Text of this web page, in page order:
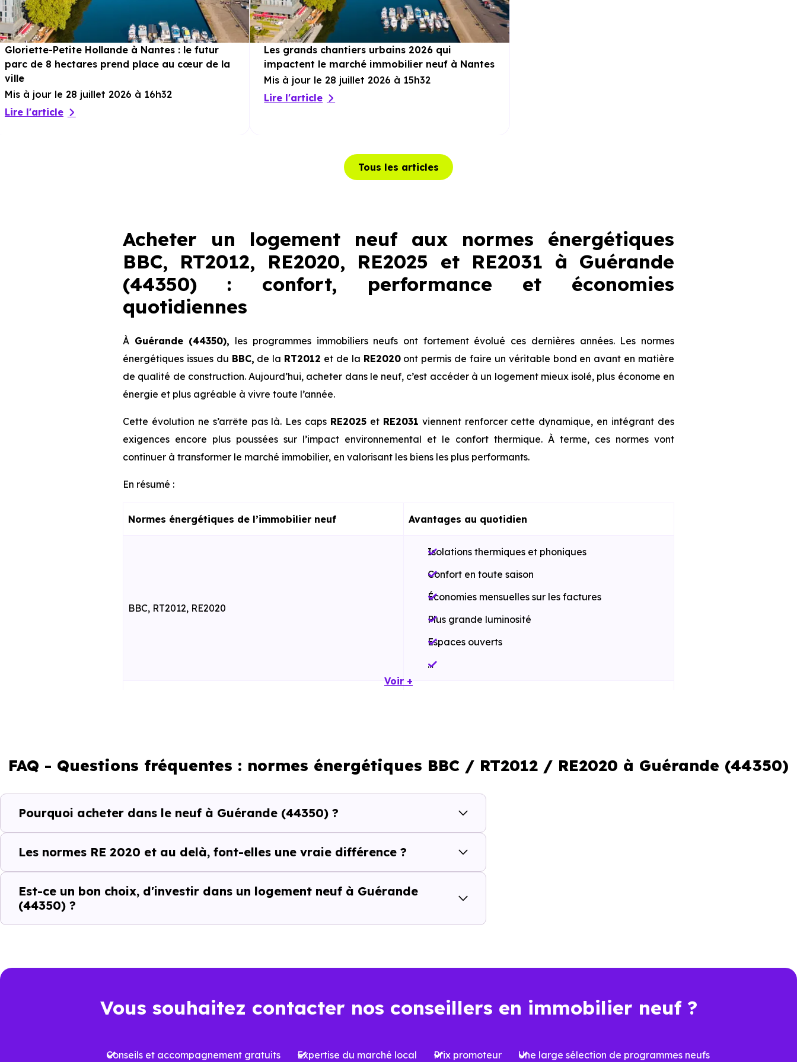
Gloriette-Petite Hollande à Nantes : le futur
parc de 8 hectares prend place au cœur de la
ville
Mis à jour le 28 juillet 2026 à 16h32
Lire l'article
Les grands chantiers urbains 2026 qui
impactent le marché immobilier neuf à Nantes
Mis à jour le 28 juillet 2026 à 15h32
Lire l'article
Tous les articles
Acheter un logement neuf aux normes énergétiques
BBC, RT2012, RE2020, RE2025 et RE2031 à Guérande
(44350) : confort, performance et économies
quotidiennes
À Guérande (44350), les programmes immobiliers neufs ont fortement évolué ces dernières années. Les normes
énergétiques issues du BBC, de la RT2012 et de la RE2020ont permis de faire un véritable bond en avant en matière
de qualité de construction. Aujourd’hui, acheter dans le neuf, c’est accéder à un logement mieux isolé, plus économe en
énergie et plus agréable à vivre toute l’année.
Cette évolution ne s’arrête pas là. Les caps RE2025 et RE2031 viennent renforcer cette dynamique, en intégrant des
exigences encore plus poussées sur l’impact environnemental et le confort thermique. À terme, ces normes vont
continuer à transformer le marché immobilier, en valorisant les biens les plus performants.
En résumé :
Normes énergétiques de l’immobilier neuf Avantages au quotidien
BBC, RT2012, RE2020
Isolations thermiques et phoniques
Confort en toute saison
Économies mensuelles sur les factures
Plus grande luminosité
Espaces ouverts
…
…
Un projet immobilier qui se construit aussi à l’échelle locale
Acheter un bien immobilier àGuérande (44350)ne se résume pas à choisir un programme. C’est aussi comprendre les
quartiers, les dynamiques locales et les opportunités du marché. Tous les logements neufs ne se valent pas, et les
différences entre les programmes peuvent être significatives, notamment en matière de performance et de conception.
Voir +
FAQ - Questions fréquentes : normes énergétiques BBC / RT2012 / RE2020 à Guérande (44350)
Pourquoi acheter dans le neuf à Guérande (44350) ?
Les normes RE 2020 et au delà, font-elles une vraie différence ?
Est-ce un bon choix, d'investir dans un logement neuf à Guérande
(44350) ?
Vous souhaitez contacter nos conseillers en immobilier neuf ?
Conseils et accompagnement gratuits Expertise du marché local Prix promoteur Une large sélection de programmes neufs